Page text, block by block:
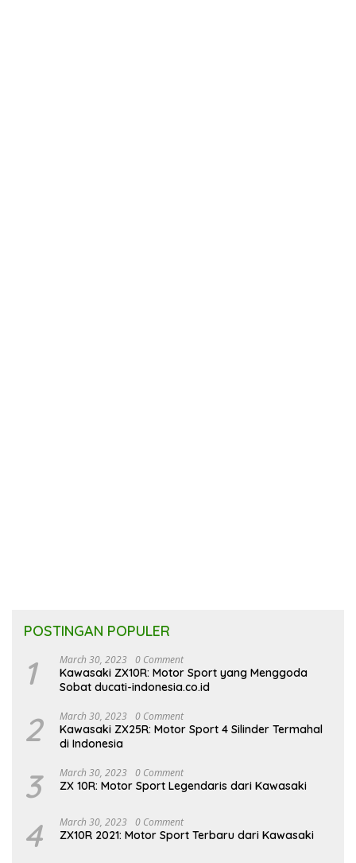
POSTINGAN POPULER
1 March 30, 2023 0 Comment
Kawasaki ZX10R: Motor Sport yang Menggoda
Sobat ducati-indonesia.co.id
2 March 30, 2023 0 Comment
Kawasaki ZX25R: Motor Sport 4 Silinder Termahal
di Indonesia
3 March 30, 2023 0 Comment
ZX 10R: Motor Sport Legendaris dari Kawasaki
4 March 30, 2023 0 Comment
ZX10R 2021: Motor Sport Terbaru dari Kawasaki